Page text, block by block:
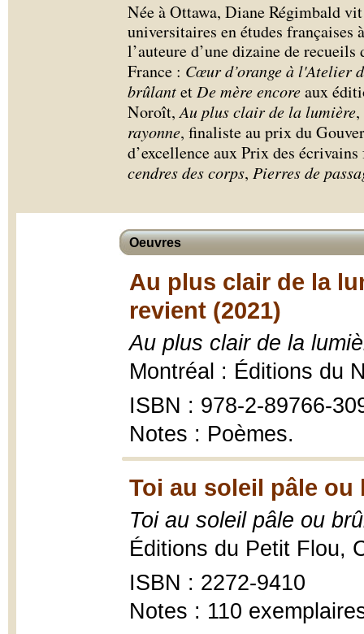
Née à Ottawa, Diane Régimbald
universitaires en études
l’auteure d’une dizaine de
France : Cœur d’orange à l'Atelier
brûlantet De mère encoreaux
Noroît,Au plus clair de la lumière,
rayonne, finaliste au prix du
d’excellence aux Prix des
cendres des corps, Pierres de
Oeuvres
Au plus clair de la
revient (2021)
Au plus clair de la
Montréal : Éditions du
ISBN : 978-2-89766-
Notes : Poèmes.
Toi au soleil pâle ou
Toi au soleil pâle ou
Éditions du Petit Flou,
ISBN : 2272-9410
Notes : 110